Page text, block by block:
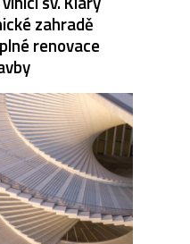
zahradě
renovace